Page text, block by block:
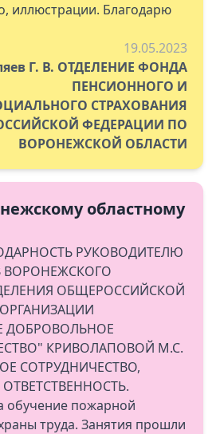
иллюстрации. Благодарю
19.05.2023
Г. В. ОТДЕЛЕНИЕ ФОНДА
ПЕНСИОННОГО И
СТРАХОВАНИЯ
ФЕДЕРАЦИИ ПО
ВОРОНЕЖСКОЙ ОБЛАСТИ
областному
РУКОВОДИТЕЛЮ
ВОРОНЕЖСКОГО
ОБЩЕРОССИЙСКОЙ
ДОБРОВОЛЬНОЕ
КРИВОЛАПОВОЙ М.С.
СОТРУДНИЧЕСТВО,
обучение пожарной
труда. Занятия прошли